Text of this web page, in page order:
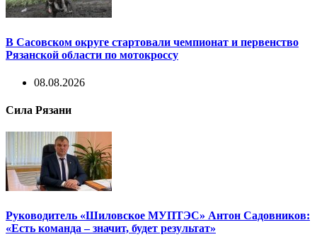
В Сасовском округе стартовали чемпионат и первенство
Рязанской области по мотокроссу
08.08.2026
Сила Рязани
Руководитель «Шиловское МУПТЭС» Антон Садовников:
«Есть команда – значит, будет результат»